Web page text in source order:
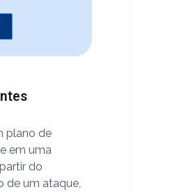
plano de
em uma
do
de um ataque,